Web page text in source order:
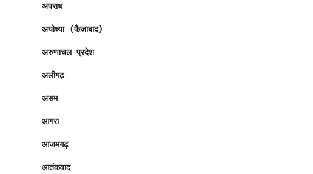
अपराध
अयोध्या (फैजाबाद)
अरुणाचल प्रदेश
अलीगढ़
असम
आगरा
आजमगढ़
आतंकवाद